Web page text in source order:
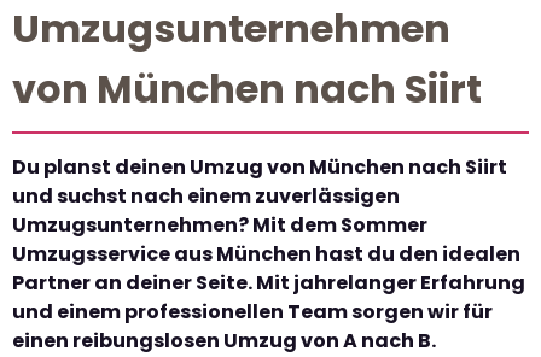
Umzugsunternehmen
von München nach Siirt
Du planst deinen Umzug von München nach Siirt
und suchst nach einem zuverlässigen
Umzugsunternehmen? Mit dem Sommer
Umzugsservice aus München hast du den idealen
Partner an deiner Seite. Mit jahrelanger Erfahrung
und einem professionellen Team sorgen wir für
einen reibungslosen Umzug von A nach B.